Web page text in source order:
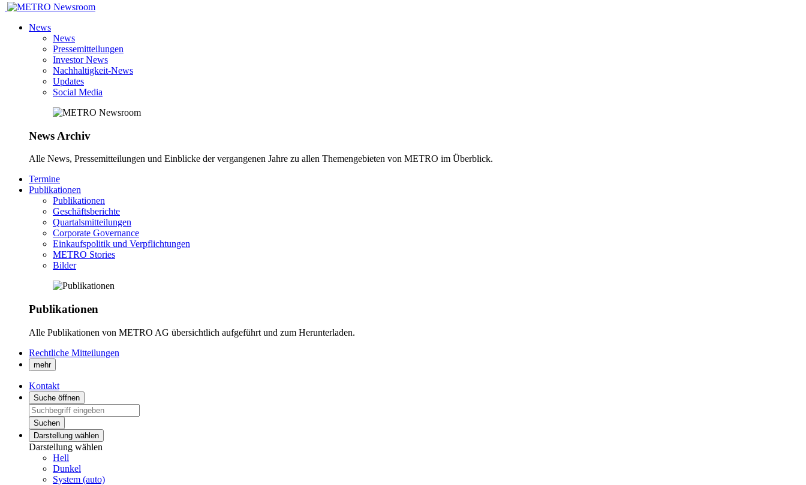
Newsroom
News
News
Pressemitteilungen
Investor News
Nachhaltigkeit-News
Updates
Social Media
News Archiv
Alle News, Pressemitteilungen und Einblicke der vergangenen Jahre zu allen Themengebieten von METRO im Überblick.
Termine
Publikationen
Publikationen
Geschäftsberichte
Quartalsmitteilungen
Corporate Governance
Einkaufspolitik und Verpflichtungen
METRO Stories
Bilder
Publikationen
Alle Publikationen von METRO AG übersichtlich aufgeführt und zum Herunterladen.
Rechtliche Mitteilungen
mehr
Kontakt
Suche öffnen
Suchen
Darstellung wählen
Darstellung wählen
Hell
Dunkel
System (auto)